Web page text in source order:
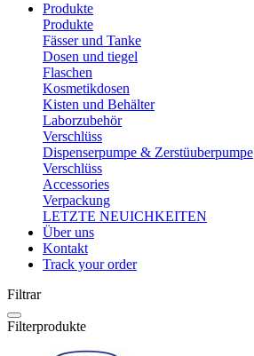
Produkte
Produkte
Fässer und Tanke
Dosen und tiegel
Flaschen
Kosmetikdosen
Kisten und Behälter
Laborzubehör
Verschlüss
Dispenserpumpe & Zerstüuberpumpe
Verschlüss
Accessories
Verpackung
LETZTE NEUICHKEITEN
Über uns
Kontakt
Track your order
Filtrar
Filterprodukte